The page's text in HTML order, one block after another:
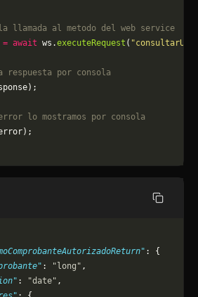
llamada al metodo del web service
= await ws.executeRequest (
respuesta por consola
lo mostramos por consola
Copiar
: {
: "long" ,
: "date" ,